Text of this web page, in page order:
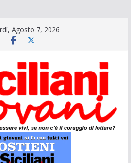
Agosto 7, 2026